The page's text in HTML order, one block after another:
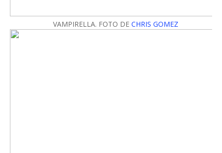
VAMPIRELLA. FOTO DE CHRIS GOMEZ